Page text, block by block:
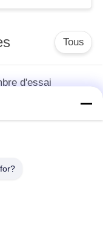
Tous
d'essai